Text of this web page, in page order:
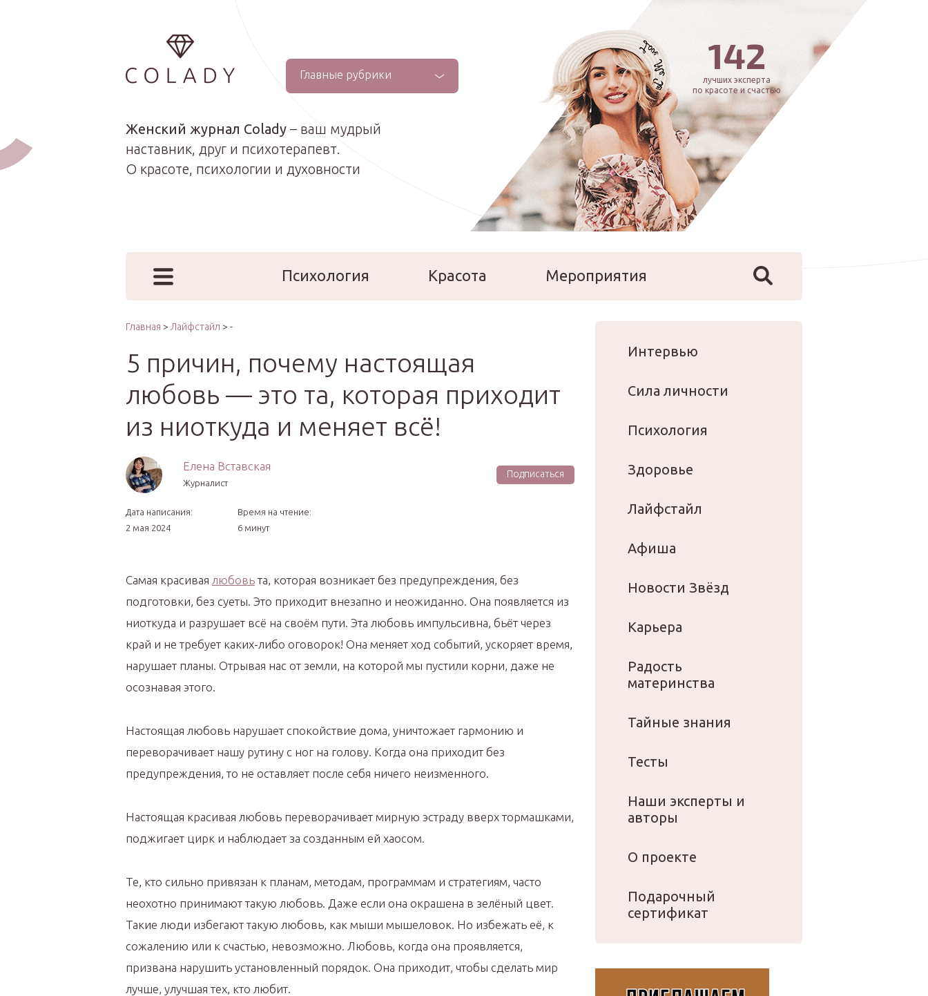
...
Главные рубрики
Женский журнал Colady – ваш мудрый
наставник, друг и психотерапевт.
О красоте, психологии и духовности
142
лучших эксперта
по красоте и счастью
Психология Красота
Мероприятия
Главная > Лайфстайл > -
5 причин, почему настоящая
любовь — это та, которая приходит
из ниоткуда и меняет всё!
Елена Вставская
Журналист
Подписаться
Дата написания:
2 мая 2024
Время на чтение:
6 минут
Самая красивая любовь та, которая возникает без предупреждения, без
подготовки, без суеты. Это приходит внезапно и неожиданно. Она появляется из
ниоткуда и разрушает всё на своём пути. Эта любовь импульсивна, бьёт через
край и не требует каких-либо оговорок! Она меняет ход событий, ускоряет время,
нарушает планы. Отрывая нас от земли, на которой мы пустили корни, даже не
осознавая этого.
Настоящая любовь нарушает спокойствие дома, уничтожает гармонию и
переворачивает нашу рутину с ног на голову. Когда она приходит без
предупреждения, то не оставляет после себя ничего неизменного.
Настоящая красивая любовь переворачивает мирную эстраду вверх тормашками,
поджигает цирк и наблюдает за созданным ей хаосом.
Те, кто сильно привязан к планам, методам, программам и стратегиям, часто
неохотно принимают такую любовь. Даже если она окрашена в зелёный цвет.
Такие люди избегают такую любовь, как мыши мышеловок. Но избежать её, к
сожалению или к счастью, невозможно. Любовь, когда она проявляется,
призвана нарушить установленный порядок. Она приходит, чтобы сделать мир
лучше, улучшая тех, кто любит.
Интервью
Сила личности
Психология
Здоровье
Лайфстайл
Афиша
Новости Звёзд
Карьера
Радость
материнства
Тайные знания
Тесты
Наши эксперты и
авторы
О проекте
Подарочный
сертификат